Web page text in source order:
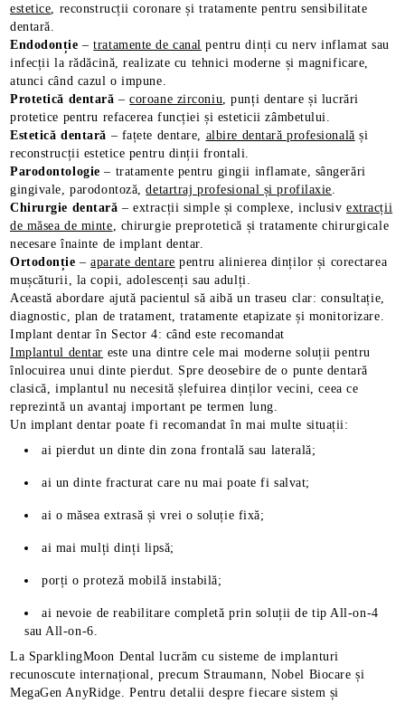
estetice, reconstrucții coronare și tratamente pentru sensibilitate
dentară.
Endodonție –tratamente de canal pentru dinți cu nerv inflamat sau
infecții la rădăcină, realizate cu tehnici moderne și magnificare,
atunci când cazul o impune.
Protetică dentară –coroane zirconiu, punți dentare și lucrări
protetice pentru refacerea funcției și esteticii zâmbetului.
Estetică dentară – fațete dentare, albire dentară profesională și
reconstrucții estetice pentru dinții frontali.
Parodontologie – tratamente pentru gingii inflamate, sângerări
gingivale, parodontoză,detartraj profesional și profilaxie.
Chirurgie dentară – extracții simple și complexe, inclusivextracții
de măsea de minte, chirurgie preprotetică și tratamente chirurgicale
necesare înainte de implant dentar.
Ortodonție –aparate dentare pentru alinierea dinților și corectarea
mușcăturii, la copii, adolescenți sau adulți.
Această abordare ajută pacientul să aibă un traseu clar: consultație,
diagnostic, plan de tratament, tratamente etapizate și monitorizare.
Implant dentar în Sector 4: când este recomandat
Implantul dentar este una dintre cele mai moderne soluții pentru
înlocuirea unui dinte pierdut. Spre deosebire de o punte dentară
clasică, implantul nu necesită șlefuirea dinților vecini, ceea ce
reprezintă un avantaj important pe termen lung.
Un implant dentar poate fi recomandat în mai multe situații:
ai pierdut un dinte din zona frontală sau laterală;
ai un dinte fracturat care nu mai poate fi salvat;
ai o măsea extrasă și vrei o soluție fixă;
ai mai mulți dinți lipsă;
porți o proteză mobilă instabilă;
ai nevoie de reabilitare completă prin soluții de tip All-on-4
sau All-on-6.
La SparklingMoon Dental lucrăm cu sisteme de implanturi
recunoscute internațional, precum Straumann, Nobel Biocare și
MegaGen AnyRidge. Pentru detalii despre fiecare sistem și